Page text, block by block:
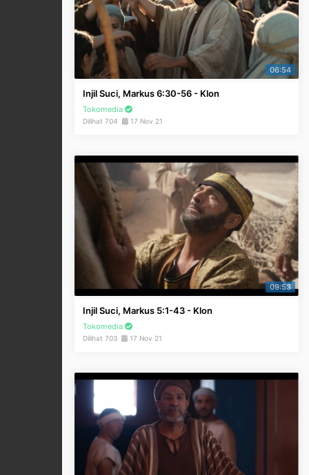
06:54
Injil Suci, Markus 6:30-56 - Klon
Tokomedia
Dilihat 704 17 Nov 21
09:53
Injil Suci, Markus 5:1-43 - Klon
Tokomedia
Dilihat 703 17 Nov 21